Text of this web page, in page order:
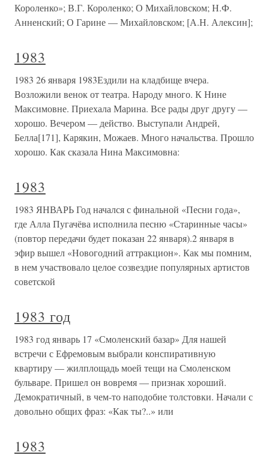
Короленко»; В.Г. Короленко; О Михайловском; Н.Ф.
Анненский; О Гарине — Михайловском; [А.Н. Алексин];
1983
1983 26 января 1983Ездили на кладбище вчера.
Возложили венок от театра. Народу много. К Нине
Максимовне. Приехала Марина. Все рады друг другу —
хорошо. Вечером — действо. Выступали Андрей,
Белла[171], Карякин, Можаев. Много начальства. Прошло
хорошо. Как сказала Нина Максимовна:
1983
1983 ЯНВАРЬ Год начался с финальной «Песни года»,
где Алла Пугачёва исполнила песню «Старинные часы»
(повтор передачи будет показан 22 января).2 января в
эфир вышел «Новогодний аттракцион». Как мы помним,
в нем участвовало целое созвездие популярных артистов
советской
1983 год
1983 год январь 17 «Смоленский базар» Для нашей
встречи с Ефремовым выбрали конспиративную
квартиру — жилплощадь моей тещи на Смоленском
бульваре. Пришел он вовремя — признак хороший.
Демократичный, в чем-то наподобие толстовки. Начали с
довольно общих фраз: «Как ты?..» или
1983